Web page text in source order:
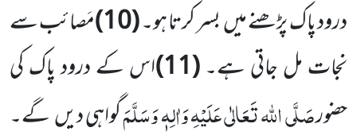
درود پاک پڑھنے میں بسر کرتا ہو۔(10)
مَصائب سے
نجات مل جاتی ہے۔(11)
اس کے درود پاک کی
حضورصَلَّی اللہ تَعَالٰی عَلَیْہِ وَاٰلِہٖ وَسَلَّمَگواہی دیں گے۔